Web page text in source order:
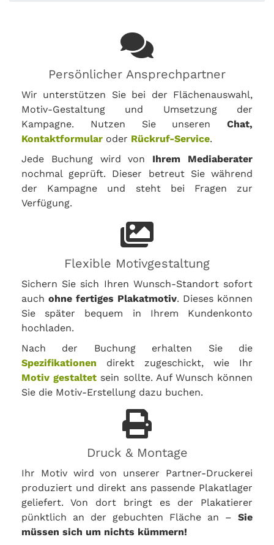
Persönlicher Ansprechpartner
Wir unterstützen Sie bei der Flächenauswahl,
Motiv-Gestaltung und Umsetzung der
Kampagne. Nutzen Sie unseren Chat,
Kontaktformular oder Rückruf-Service.
Jede Buchung wird von Ihrem Mediaberater
nochmal geprüft. Dieser betreut Sie während
der Kampagne und steht bei Fragen zur
Verfügung.
Flexible Motivgestaltung
Sichern Sie sich Ihren Wunsch-Standort sofort
auch ohne fertiges Plakatmotiv. Dieses können
Sie später bequem in Ihrem Kundenkonto
hochladen.
Nach der Buchung erhalten Sie die
Spezifikationen direkt zugeschickt, wie Ihr
Motiv gestaltet sein sollte. Auf Wunsch können
Sie die Motiv-Erstellung dazu buchen.
Druck & Montage
Ihr Motiv wird von unserer Partner-Druckerei
produziert und direkt ans passende Plakatlager
geliefert. Von dort bringt es der Plakatierer
pünktlich an der gebuchten Fläche an – Sie
müssen sich um nichts kümmern!